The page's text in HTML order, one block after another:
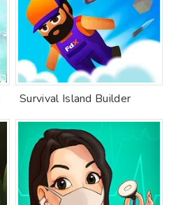
Survival Island Builder